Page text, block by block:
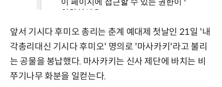
앞서 기시다 후미오 총리는 춘계 예대제 첫날인 21일 '내
각총리대신 기시다 후미오' 명의로 '마사카키'라고 불리
는 공물을 봉납했다. 마사카키는 신사 제단에 바치는 비
쭈기나무 화분을 일컫는다.